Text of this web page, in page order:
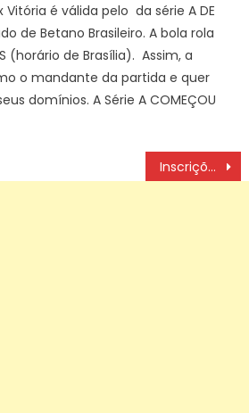
é válida pelo da série A DE
de Betano Brasileiro. A bola rola
(horário de Brasília). Assim, a
o mandante da partida e quer
domínios. A Série A COMEÇOU
Inscrições para Bolsa Atleta 2026 terminam nesta sexta-feira